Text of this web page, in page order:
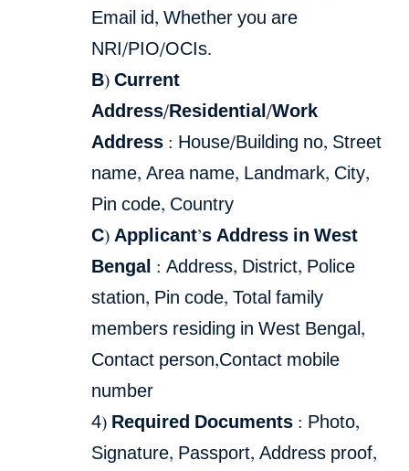
Email id, Whether you are
NRI/PIO/OCIs.
B) Current
Address/Residential/Work
Address : House/Building no, Street
name, Area name, Landmark, City,
Pin code, Country
C) Applicant’s Address in West
Bengal : Address, District, Police
station, Pin code, Total family
members residing in West Bengal,
Contact person,Contact mobile
number
4) Required Documents : Photo,
Signature, Passport, Address proof,